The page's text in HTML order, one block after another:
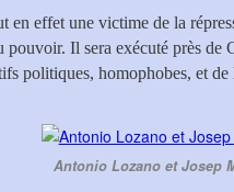
en effet une victime de la
pouvoir. Il sera exécuté près de
politiques, homophobes, et de
Antonio Lozano et Josep